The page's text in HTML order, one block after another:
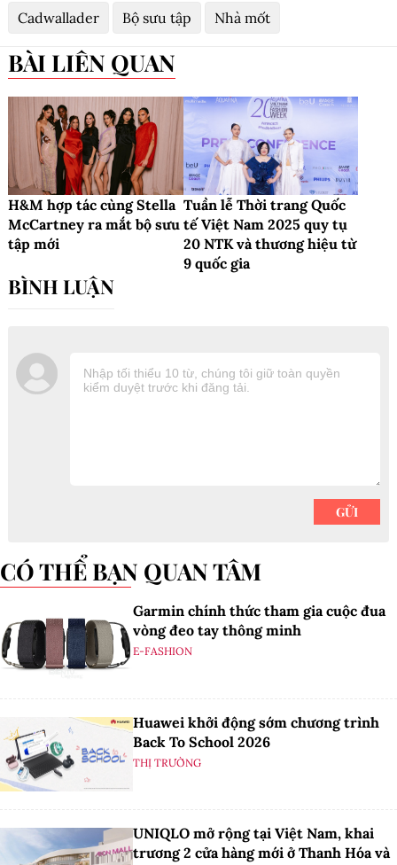
Cadwallader Bộ sưu tập Nhà mốt
BÀI LIÊN QUAN
H&M hợp tác cùng Stella
McCartney ra mắt bộ sưu
tập mới
Tuần lễ Thời trang Quốc
tế Việt Nam 2025 quy tụ
20 NTK và thương hiệu từ
9 quốc gia
CÓ THỂ BẠN QUAN TÂM
Garmin chính thức tham gia cuộc đua
vòng đeo tay thông minh
E-FASHION
Huawei khởi động sớm chương trình
Back To School 2026
THỊ TRƯỜNG
UNIQLO mở rộng tại Việt Nam, khai
trương 2 cửa hàng mới ở Thanh Hóa và